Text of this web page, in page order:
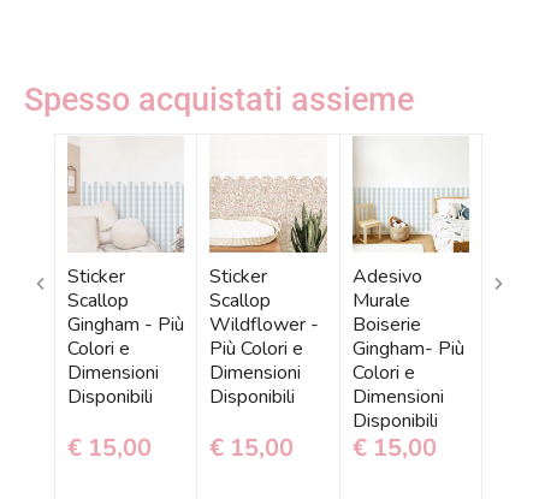
Spesso acquistati assieme
Sticker
Scallop
Gingham - Più
Colori e
Dimensioni
Disponibili
€ 15,00
Sticker
Scallop
Wildflower -
Più Colori e
Dimensioni
Disponibili
€ 15,00
Adesivo
Murale
Boiserie
Gingham- Più
Colori e
Dimensioni
Disponibili
€ 15,00